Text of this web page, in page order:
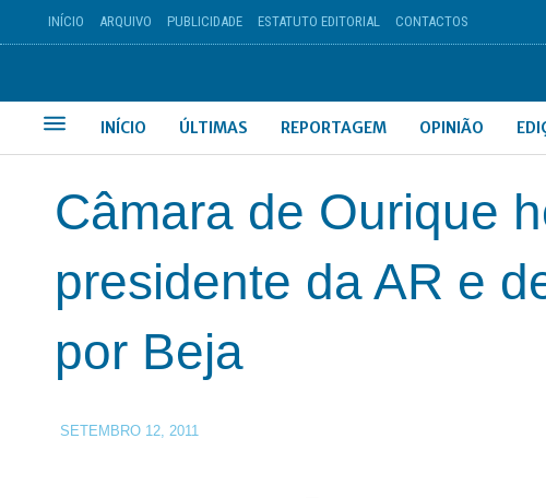
INÍCIO ARQUIVO PUBLICIDADE ESTATUTO EDITORIAL CONTACTOS
INÍCIO ÚLTIMAS REPORTAGEM OPINIÃO
Câmara de Ourique
presidente da AR e
por Beja
SETEMBRO 12, 2011